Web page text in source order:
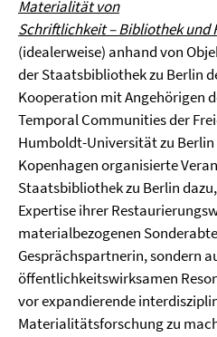
Materialität von
Schriftlichkeit – Bibliothek und
(idealerweise) anhand von
der Staatsbibliothek zu Berlin
Kooperation mit Angehörigen
Temporal Communities der
Humboldt-Universität zu
Kopenhagen organisierte
Staatsbibliothek zu Berlin
Expertise ihrer
materialbezogenen
Gesprächspartnerin, sondern
öffentlichkeitswirksamen
vor expandierende
Materialitätsforschung zu